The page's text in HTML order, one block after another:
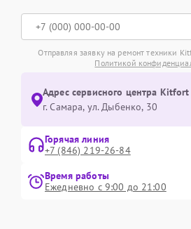
Отправляя заявку на ремонт техники
Политикой
Адрес сервисного центра
г. Самара, ул. Дыбенко, 30
Горячая линия
+7 (846) 219-26-84
Время работы
Ежедневно с 9:00 до 21:00